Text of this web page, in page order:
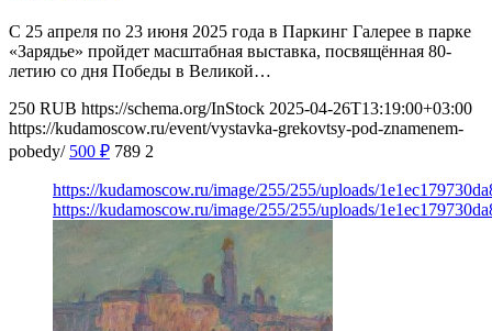
С 25 апреля по 23 июня 2025 года в Паркинг Галерее в парке
«Зарядье» пройдет масштабная выставка, посвящённая 80-
летию со дня Победы в Великой…
250 RUB https://schema.org/InStock 2025-04-26T13:19:00+03:00
https://kudamoscow.ru/event/vystavka-grekovtsy-pod-znamenem-
pobedy/ 500 ₽ 789 2
https://kudamoscow.ru/image/255/255/uploads/
https://kudamoscow.ru/image/255/255/uploads/